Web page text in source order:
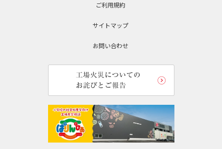
ご利用規約
サイトマップ
お問い合わせ